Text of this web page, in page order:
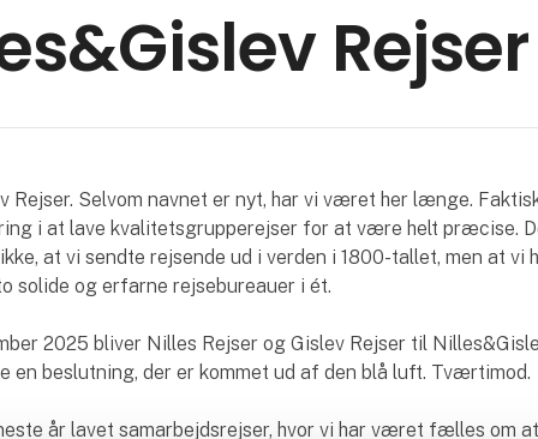
Rejser
Rejser. Selvom navnet er nyt, har vi været her længe.
i at lave kvalitetsgrupperejser for at være helt præcise.
at vi sendte rejsende ud i verden i 1800-tallet, men at vi
solide og erfarne rejsebureauer i ét.
2025 bliver Nilles Rejser og Gislev Rejser til
en beslutning, der er kommet ud af den blå luft. Tværtimod.
år lavet samarbejdsrejser, hvor vi har været fælles om